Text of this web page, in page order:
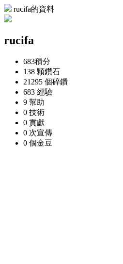
rucifa的資料
rucifa
683積分
138 顆鑽石
21295 個碎鑽
683 經驗
9 幫助
0 技術
0 貢獻
0 次宣傳
0 個金豆